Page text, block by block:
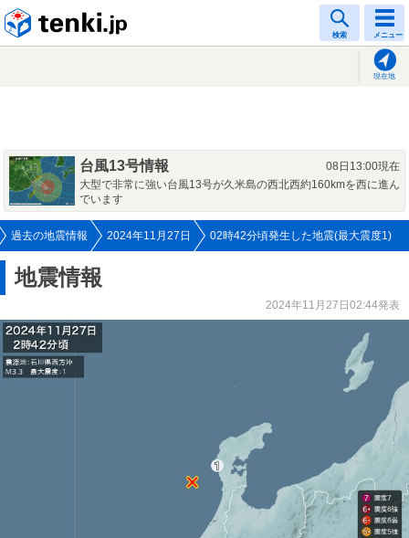
検索 メニュー
現在地
台風13号情報
08日13:00現在
大型で非常に強い台風13号が久米島の西北西約160kmを西に進ん
でいます
過去の地震情報 2024年11月27日 02時42分頃発生した地震(最大震度1)
地震情報
2024年11月27日02:44発表